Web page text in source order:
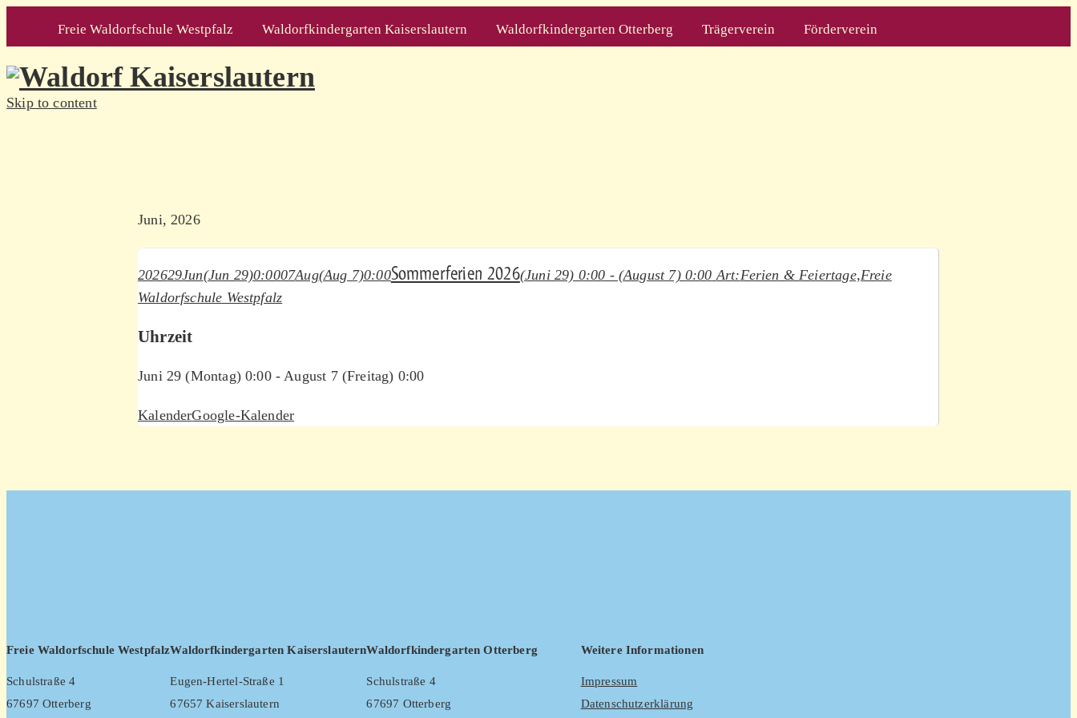
Freie Waldorfschule Westpfalz Waldorfkindergarten Kaiserslautern Waldorfkindergarten Otterberg Trägerverein Förderverein
Skip to content
Juni, 2026
202629Jun(Jun 29)0:0007Aug(Aug 7)0:00Sommerferien 2026(Juni 29) 0:00 - (August 7) 0:00 Art:Ferien & Feiertage,Freie
Waldorfschule Westpfalz
Uhrzeit
Juni 29 (Montag) 0:00 - August 7 (Freitag) 0:00
KalenderGoogle-Kalender
Freie Waldorfschule Westpfalz
Schulstraße 4
67697 Otterberg
Waldorfkindergarten Kaiserslautern
Eugen-Hertel-Straße 1
67657 Kaiserslautern
Waldorfkindergarten Otterberg
Schulstraße 4
67697 Otterberg
Weitere Informationen
Impressum
Datenschutzerklärung